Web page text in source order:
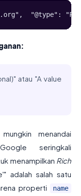
"@type":
atau "A value
menandai
seringkali
menampilkan Rich
adalah salah satu
properti
name